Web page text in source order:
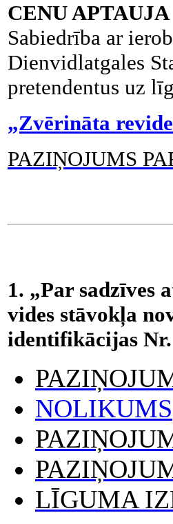
CENU APTAUJA
Sabiedrība ar
Dienvidlatgales
pretendentus uz
„Zvērināta
PAZIŅOJUMS
1. „Par sadzīves
vides stāvokļa
identifikācijas
NOLIKUMS
LĪGUMA